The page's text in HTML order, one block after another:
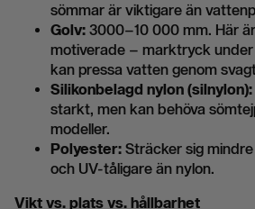
sömmar är viktigare än
Golv: 3000–10 000 mm. Här
motiverade – marktryck
kan pressa vatten genom
Silikonbelagd nylon (silnylon):
starkt, men kan behöva
modeller.
Polyester: Sträcker sig
och UV-tåligare än nylon.
Vikt vs. plats vs. hållbarhet